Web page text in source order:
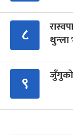
८
थुन्ला
९ जुँगुको